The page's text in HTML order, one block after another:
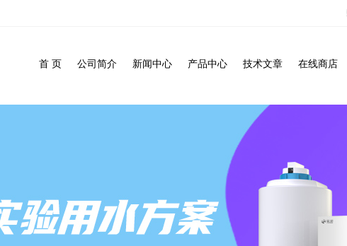
首 页 公司简介 新闻中心 产品中心 技术文章 在线商店